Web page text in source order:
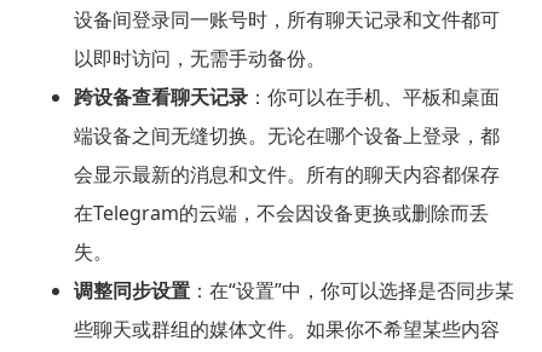
设备间登录同一账号时，所有聊天记录和文件都可
以即时访问，无需手动备份。
跨设备查看聊天记录：你可以在手机、平板和桌面
端设备之间无缝切换。无论在哪个设备上登录，都
会显示最新的消息和文件。所有的聊天内容都保存
在Telegram的云端，不会因设备更换或删除而丢
失。
调整同步设置：在“设置”中，你可以选择是否同步某
些聊天或群组的媒体文件。如果你不希望某些内容